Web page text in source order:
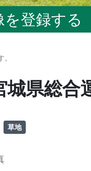
を登録する
県総合
草地